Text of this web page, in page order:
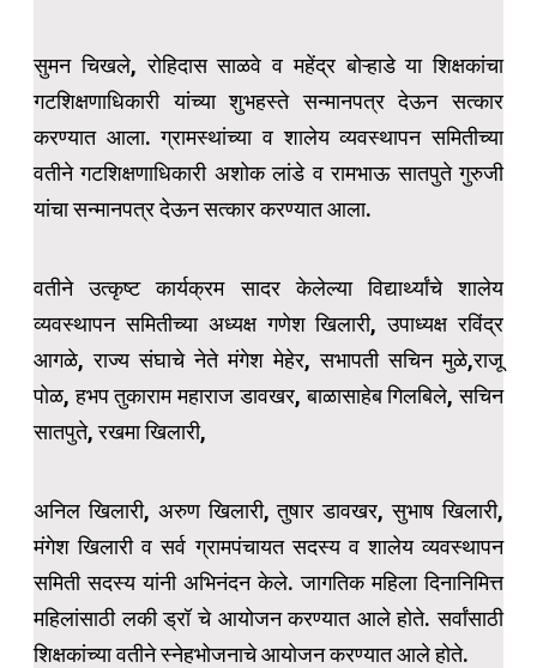
सुमन चिखले, रोहिदास साळवे व महेंद्र बोऱ्हाडे या शिक्षकांचा
गटशिक्षणाधिकारी यांच्या शुभहस्ते सन्मानपत्र देऊन सत्कार
करण्यात आला. ग्रामस्थांच्या व शालेय व्यवस्थापन समितीच्या
वतीने गटशिक्षणाधिकारी अशोक लांडे व रामभाऊ सातपुते गुरुजी
यांचा सन्मानपत्र देऊन सत्कार करण्यात आला.
वतीने उत्कृष्ट कार्यक्रम सादर केलेल्या विद्यार्थ्यांचे शालेय
व्यवस्थापन समितीच्या अध्यक्ष गणेश खिलारी, उपाध्यक्ष रविंद्र
आगळे, राज्य संघाचे नेते मंगेश मेहेर, सभापती सचिन मुळे,राजू
पोळ, हभप तुकाराम महाराज डावखर, बाळासाहेब गिलबिले, सचिन
सातपुते, रखमा खिलारी,
अनिल खिलारी, अरुण खिलारी, तुषार डावखर, सुभाष खिलारी,
मंगेश खिलारी व सर्व ग्रामपंचायत सदस्य व शालेय व्यवस्थापन
समिती सदस्य यांनी अभिनंदन केले. जागतिक महिला दिनानिमित्त
महिलांसाठी लकी ड्रॉ चे आयोजन करण्यात आले होते. सर्वांसाठी
शिक्षकांच्या वतीने स्नेहभोजनाचे आयोजन करण्यात आले होते.